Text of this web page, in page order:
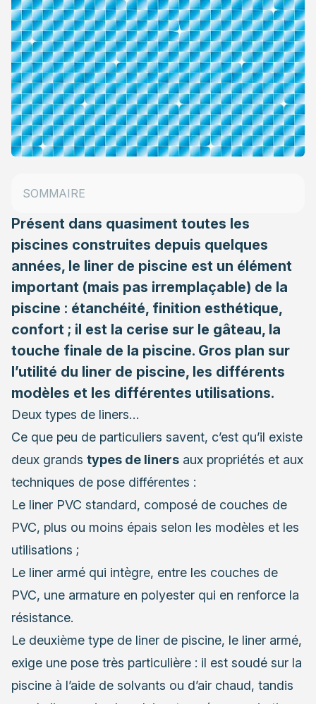
Présent dans quasiment toutes les
piscines construites depuis quelques
années, le liner de piscine est un élément
important (mais pas irremplaçable) de la
piscine : étanchéité, finition esthétique,
confort ; il est la cerise sur le gâteau, la
touche finale de la piscine. Gros plan sur
l’utilité du liner de piscine, les différents
modèles et les différentes utilisations.
Deux types de liners…
Ce que peu de particuliers savent, c’est qu’il existe
deux grands types de liners aux propriétés et aux
techniques de pose différentes :
Le liner PVC standard, composé de couches de
PVC, plus ou moins épais selon les modèles et les
utilisations ;
Le liner armé qui intègre, entre les couches de
PVC, une armature en polyester qui en renforce la
résistance.
Le deuxième type de liner de piscine, le liner armé,
exige une pose très particulière : il est soudé sur la
piscine à l’aide de solvants ou d’air chaud, tandis
SOMMAIRE
… deux types d’utilisation